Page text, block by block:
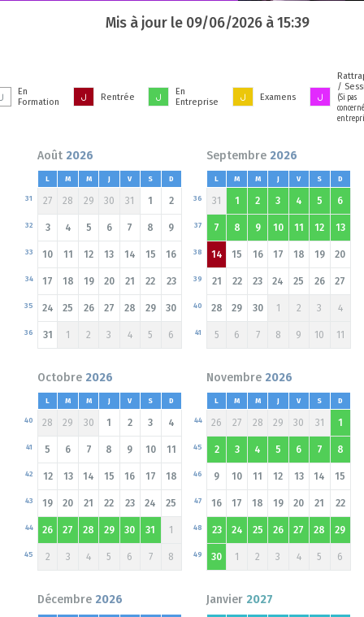
Mis à jour le 09/06/2026 à 15:39
En
Formation
Rentrée
En
Entreprise
Examens
/
(Si pas
Août 2026
L M M J V S D
27
31 28 29 30 31 1 2
3
32 4 5 6 7 8 9
10
33 11 12 13 14 15 16
17
34 18 19 20 21 22 23
24
35 25 26 27 28 29 30
31
36 1 2 3 4 5 6
Septembre 2026
L M M J V S D
31
36 1 2 3 4 5 6
7
37 8 9 10 11 12 13
14
38 15 16 17 18 19 20
21
39 22 23 24 25 26 27
28
40 29 30 1 2 3 4
5
41 6 7 8 9 10 11
Octobre 2026
L M M J V S D
28
40 29 30 1 2 3 4
5
41 6 7 8 9 10 11
12
42 13 14 15 16 17 18
19
43 20 21 22 23 24 25
26
44 27 28 29 30 31 1
2
45 3 4 5 6 7 8
Novembre 2026
L M M J V S D
26
44 27 28 29 30 31 1
2
45 3 4 5 6 7 8
9
46 10 11 12 13 14 15
16
47 17 18 19 20 21 22
23
48 24 25 26 27 28 29
30
49 1 2 3 4 5 6
Décembre 2026 Janvier 2027